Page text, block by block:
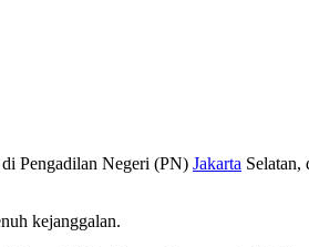
Pengadilan Negeri (PN) Jakarta Selatan,
kejanggalan.